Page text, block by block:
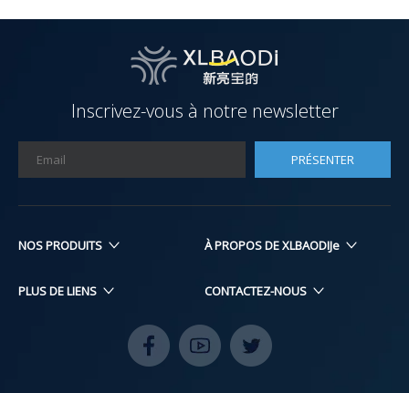
Inscrivez-vous à notre newsletter
PRÉSENTER
NOS PRODUITS​​​​​​​ À PROPOS DE XLBAODIJe
PLUS DE LIENS CONTACTEZ-NOUS